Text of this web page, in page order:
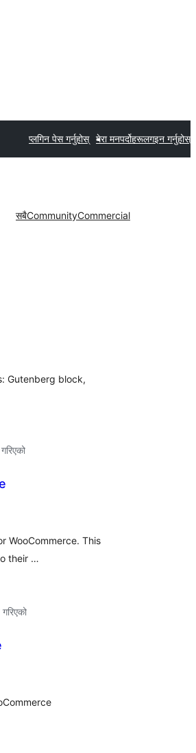
प्लगिन पेस गर्नुहोस् मेरा मनपर्दोहरूलगइन गर्नुहोस्
सबैCommunityCommercial
Gutenberg block,
WooCommerce. This
their …